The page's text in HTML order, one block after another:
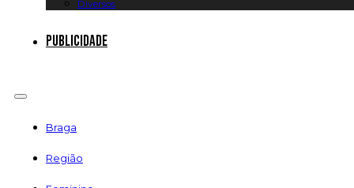
Diversos
Publicidade
Braga
Região